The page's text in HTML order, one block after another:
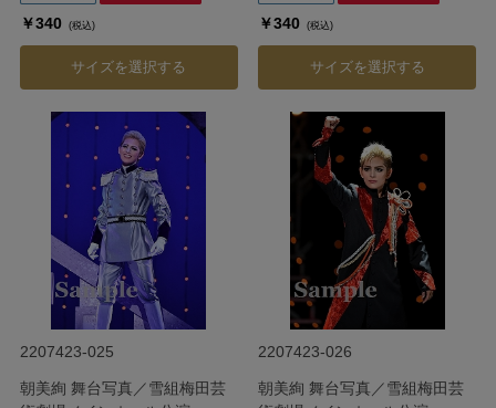
￥340 (税込)
サイズを選択する
￥340 (税込)
サイズを選択する
2207423-025
朝美絢 舞台写真／雪組梅田芸
2207423-026
朝美絢 舞台写真／雪組梅田芸